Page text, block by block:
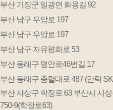
부산 기장군 일광면 화용길 92
부산 남구 우암로 197
부산 남구 우암로 197
부산 남구 자유평화로 53
부산 동래구 명안로46번길 17
부산 동래구 충렬대로 487 (안락
부산 사상구 학장로 63 부산시 사
750-9(학장로63)